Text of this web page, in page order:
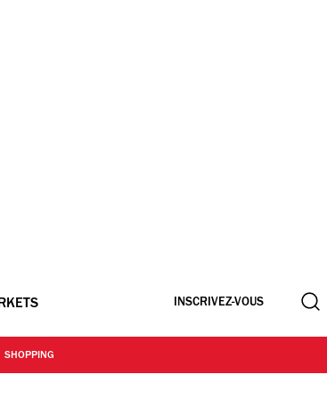
INSCRIVEZ-VOUS
SHOPPING